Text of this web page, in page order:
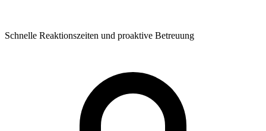
Schnelle Reaktionszeiten und proaktive Betreuung